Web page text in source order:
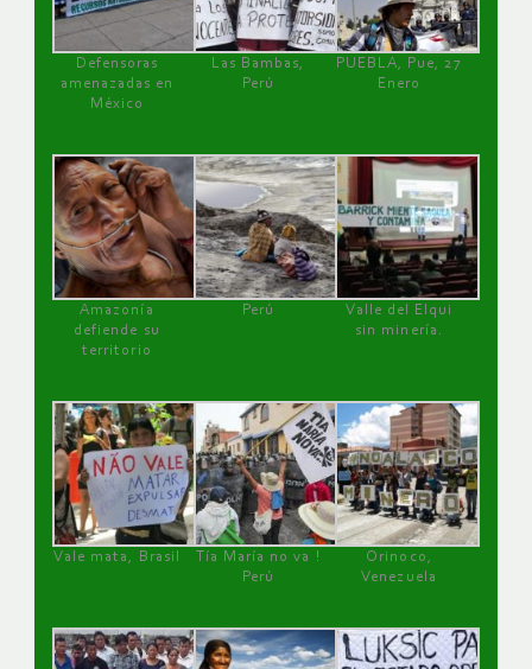
Defensoras
amenazadas en
México
Las Bambas,
Perú
PUEBLA, Pue, 27
Enero
Amazonía
defiende su
territorio
Perú
Valle del Elqui
sin minería.
Vale mata, Brasil
Tía María no va !
Perú
Orinoco,
Venezuela